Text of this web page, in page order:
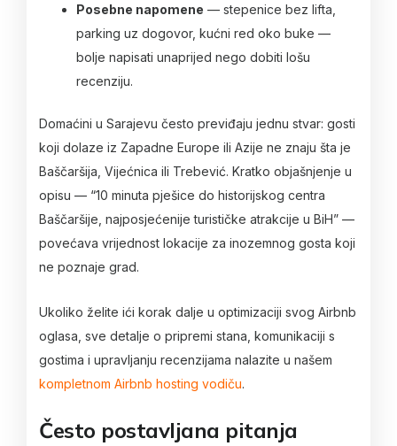
Posebne napomene — stepenice bez lifta,
parking uz dogovor, kućni red oko buke —
bolje napisati unaprijed nego dobiti lošu
recenziju.
Domaćini u Sarajevu često previđaju jednu stvar: gosti
koji dolaze iz Zapadne Europe ili Azije ne znaju šta je
Baščaršija, Vijećnica ili Trebević. Kratko objašnjenje u
opisu — “10 minuta pješice do historijskog centra
Baščaršije, najposjećenije turističke atrakcije u BiH” —
povećava vrijednost lokacije za inozemnog gosta koji
ne poznaje grad.
Ukoliko želite ići korak dalje u optimizaciji svog Airbnb
oglasa, sve detalje o pripremi stana, komunikaciji s
gostima i upravljanju recenzijama nalazite u našem
kompletnom Airbnb hosting vodiču.
Često postavljana pitanja